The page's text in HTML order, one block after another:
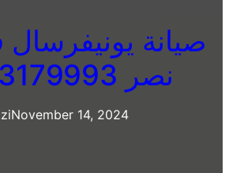
صيانة
نصر 01223179993
November 14, 2024